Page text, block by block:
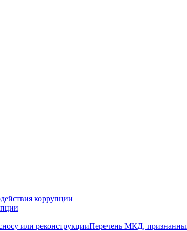
коррупции
или реконструкцииПеречень МКД,